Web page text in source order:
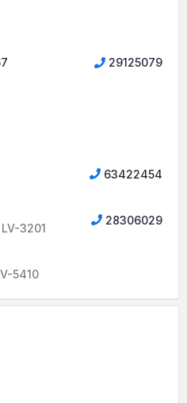
29125079
63422454
3201
28306029
5410